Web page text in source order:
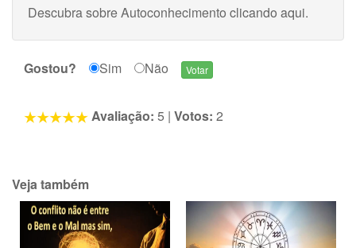
Descubra sobre Autoconhecimento clicando aqui.
Gostou? Sim Não
Avaliação: 5 | Votos: 2
Veja também